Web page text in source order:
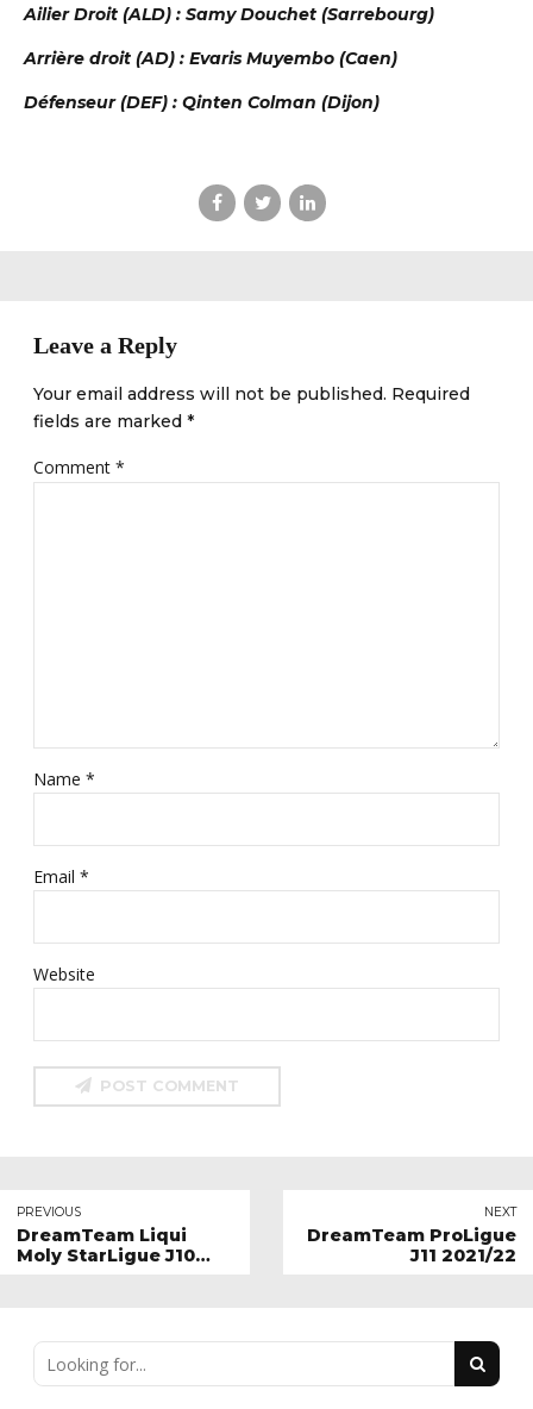
Ailier Droit (ALD) : Samy Douchet (Sarrebourg)
Arrière droit (AD) : Evaris Muyembo (Caen)
Défenseur (DEF) : Qinten Colman (Dijon)
Leave a Reply
Your email address will not be published. Required
fields are marked *
Comment *
Name *
Email *
Website
POST COMMENT
PREVIOUS
DreamTeam Liqui
Moly StarLigue J10
NEXT
DreamTeam ProLigue
J11 2021/22